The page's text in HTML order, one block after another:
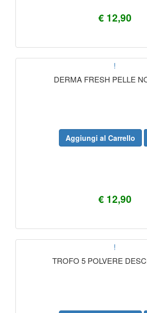
€ 12,90
!
DERMA FRESH PELLE
€ 12,90
Aggiungi al Carrello
!
TROFO 5 POLVERE